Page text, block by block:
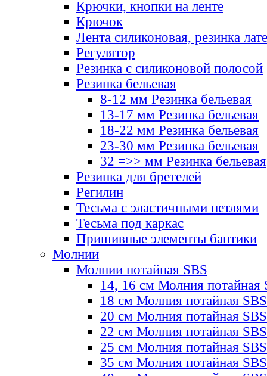
Крючки, кнопки на ленте
Крючок
Лента силиконовая, резинка
Регулятор
Резинка с силиконовой полосой
Резинка бельевая
8-12 мм Резинка бельевая
13-17 мм Резинка бельевая
18-22 мм Резинка бельевая
23-30 мм Резинка бельевая
32 =>> мм Резинка бельевая
Резинка для бретелей
Регилин
Тесьма с эластичными петлями
Тесьма под каркас
Пришивные элементы бантики
Молнии
Молнии потайная SBS
14, 16 см Молния потайная
18 см Молния потайная SBS
20 см Молния потайная SBS
22 см Молния потайная SBS
25 см Молния потайная SBS
35 см Молния потайная SBS